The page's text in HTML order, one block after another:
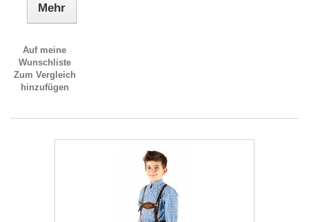
Mehr
Auf meine
Wunschliste
Zum Vergleich
hinzufügen